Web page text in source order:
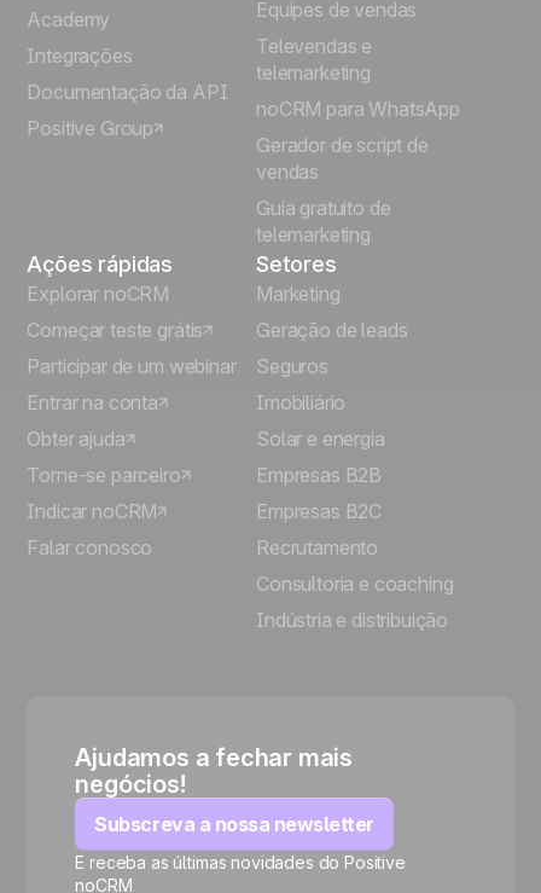
Español
Italiano
Deutsch
Academy
Integrações
Documentação da API
Positive Group
Equipes de vendas
Televendas e
telemarketing
noCRM para WhatsApp
Gerador de script de
vendas
Guia gratuito de
telemarketing
Ações rápidas
Explorar noCRM
Começar teste grátis
Participar de um webinar
Entrar na conta
Obter ajuda
Torne-se parceiro
Indicar noCRM
Falar conosco
Setores
Marketing
Geração de leads
Seguros
Imobiliário
Solar e energia
Empresas B2B
Empresas B2C
Recrutamento
Consultoria e coaching
Indústria e distribuição
Ajudamos a fechar mais
negócios!
Subscreva a nossa newsletter
E receba as últimas novidades do Positive
noCRM